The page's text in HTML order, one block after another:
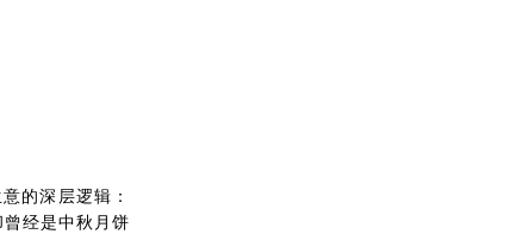
的深层逻辑：
经是中秋月饼